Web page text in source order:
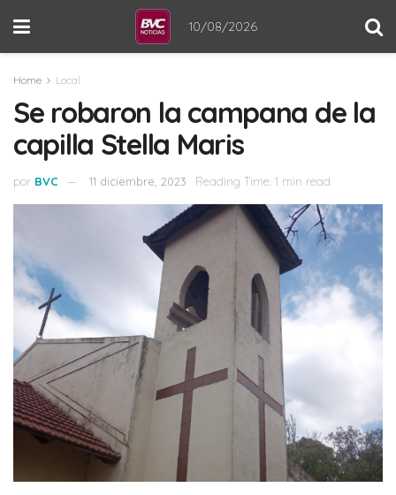
10/08/2026
Home Local
Se robaron la campana de la
capilla Stella Maris
por BVC 11 diciembre, 2023 Reading Time: 1 min read